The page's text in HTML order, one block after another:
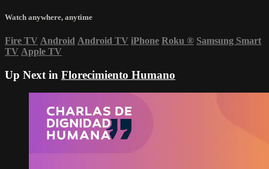
Watch anywhere, anytime
Fire TV Android Android TV iPhone Roku ® Samsung Smart
TV Apple TV
Up Next in Florecimiento Humano